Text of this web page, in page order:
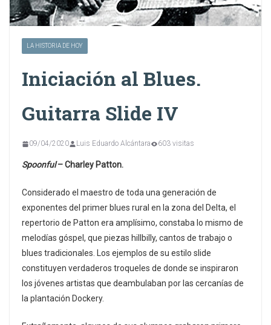
LA HISTORIA DE HOY
Iniciación al Blues.
Guitarra Slide IV
09/04/2020 Luis Eduardo Alcántara 603 visitas
Spoonful– Charley Patton.
Considerado el maestro de toda una generación de
exponentes del primer blues rural en la zona del Delta, el
repertorio de Patton era amplísimo, constaba lo mismo de
melodías góspel, que piezas hillbilly, cantos de trabajo o
blues tradicionales. Los ejemplos de su estilo slide
constituyen verdaderos troqueles de donde se inspiraron
los jóvenes artistas que deambulaban por las cercanías de
la plantación Dockery.